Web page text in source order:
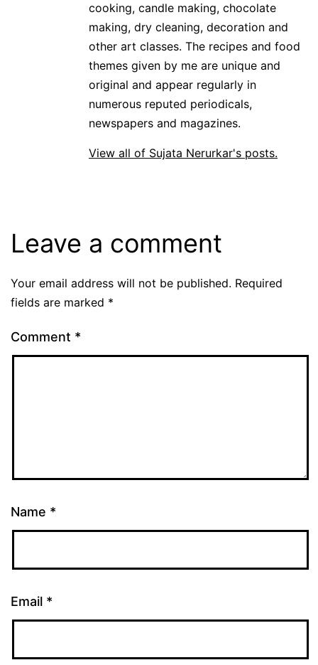
cooking, candle making, chocolate
making, dry cleaning, decoration and
other art classes. The recipes and food
themes given by me are unique and
original and appear regularly in
numerous reputed periodicals,
newspapers and magazines.
View all of Sujata Nerurkar's posts.
Leave a comment
Your email address will not be published. Required
fields are marked *
Comment *
Name *
Email *